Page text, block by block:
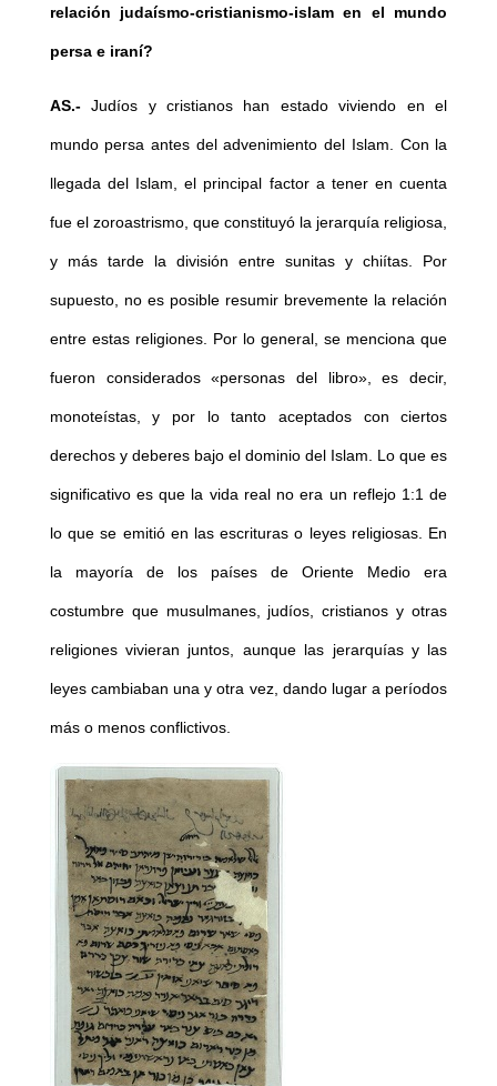
relación judaísmo-cristianismo-islam en el mundo
persa e iraní?
AS.-Judíos y cristianos han estado viviendo en el
mundo persa antes del advenimiento del Islam. Con la
llegada del Islam, el principal factor a tener en cuenta
fue el zoroastrismo, que constituyó la jerarquía religiosa,
y más tarde la división entre sunitas y chiítas. Por
supuesto, no es posible resumir brevemente la relación
entre estas religiones. Por lo general, se menciona que
fueron considerados «personas del libro», es decir,
monoteístas, y por lo tanto aceptados con ciertos
derechos y deberes bajo el dominio del Islam. Lo que es
significativo es que la vida real no era un reflejo 1:1 de
lo que se emitió en las escrituras o leyes religiosas. En
la mayoría de los países de Oriente Medio era
costumbre que musulmanes, judíos, cristianos y otras
religiones vivieran juntos, aunque las jerarquías y las
leyes cambiaban una y otra vez, dando lugar a períodos
más o menos conflictivos.